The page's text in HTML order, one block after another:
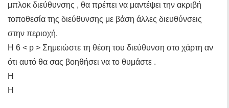
μπλοκ διεύθυνσης , θα πρέπει να μαντέψει την ακριβή
τοποθεσία της διεύθυνσης με βάση άλλες διευθύνσεις
στην περιοχή.
Η 6 < p > Σημειώστε τη θέση του διεύθυνση στο χάρτη αν
ότι αυτό θα σας βοηθήσει να το θυμάστε .
Η
Η